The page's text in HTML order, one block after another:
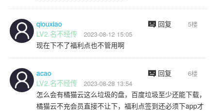
qiouxiao 回复 5楼
LV2.名不经传 2023-08-12 15:05
现在下不了福利点也不管用啊
acao 回复 6楼
LV2.名不经传 2023-08-28 13:54
怎么会有橘猫云这么垃圾的盘，百度垃圾至少还能下载，
橘猫云不充会员直接不让下，福利点签到还必须下app才